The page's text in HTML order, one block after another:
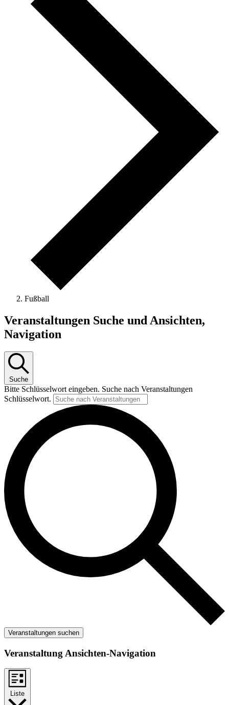
Fußball
Veranstaltungen
Veranstaltungen Suche und Ansichten,
Navigation
Suche
Bitte Schlüsselwort eingeben. Suche nach Veranstaltungen
Schlüsselwort.
Veranstaltungen suchen
Veranstaltung Ansichten-Navigation
Liste